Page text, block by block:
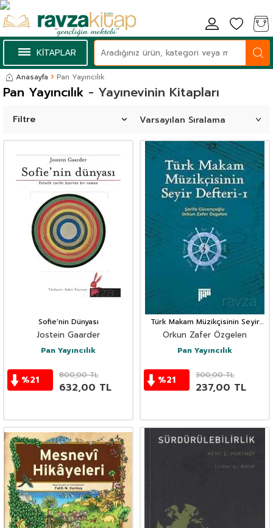
KİTAPLAR
Anasayfa Pan Yayıncılık
- Yayınevinin Kitapları
Pan Yayıncılık
Filtre
Sofie'nin Dünyası
Jostein Gaarder
Pan Yayıncılık
%21 800,00TL
632,00 TL
Türk Makam Müzikçisinin Seyir
Defteri 1
Orkun Zafer Özgelen
Pan Yayıncılık
%21 300,00TL
237,00 TL